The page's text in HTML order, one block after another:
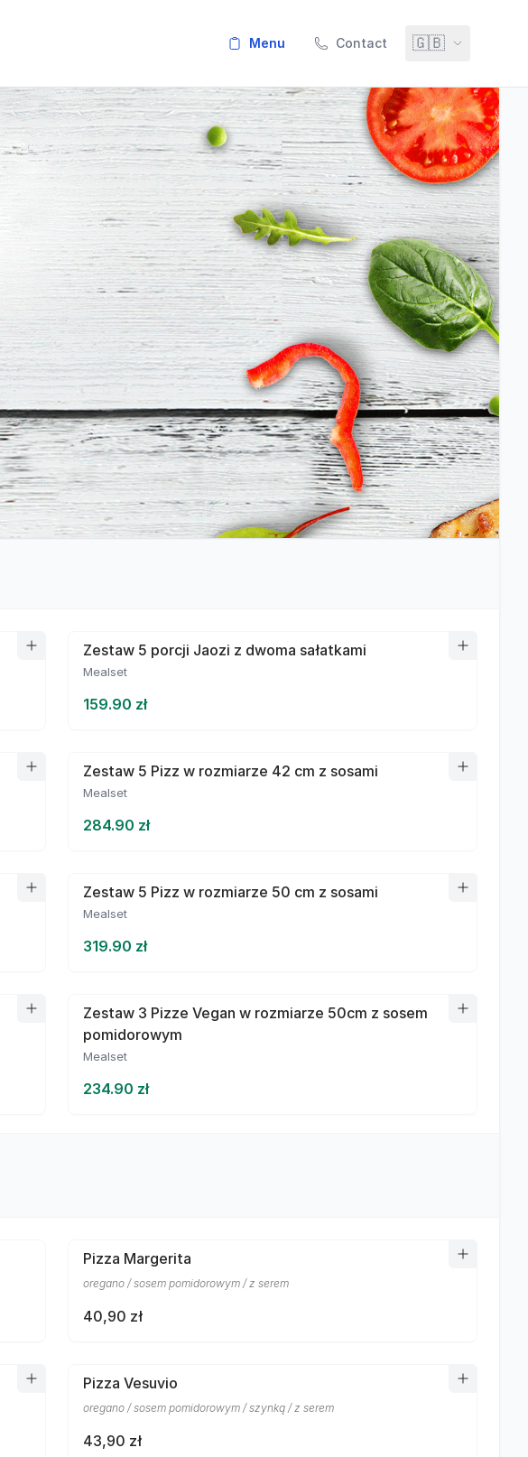
menu Contact 🇬🇧
Zestaw 5 porcji Jaozi z dwoma sałatkami
Mealset
159.90 zł
Zestaw 5 Pizz w rozmiarze 42 cm z sosami
Mealset
284.90 zł
Zestaw 5 Pizz w rozmiarze 50 cm z sosami
Mealset
319.90 zł
Zestaw 3 Pizze Vegan w rozmiarze 50cm z sosem
pomidorowym
Mealset
234.90 zł
Pizza Margerita
oregano / sosem pomidorowym / z serem
40,90 zł
Pizza Vesuvio
oregano / sosem pomidorowym / szynką / z serem
43,90 zł